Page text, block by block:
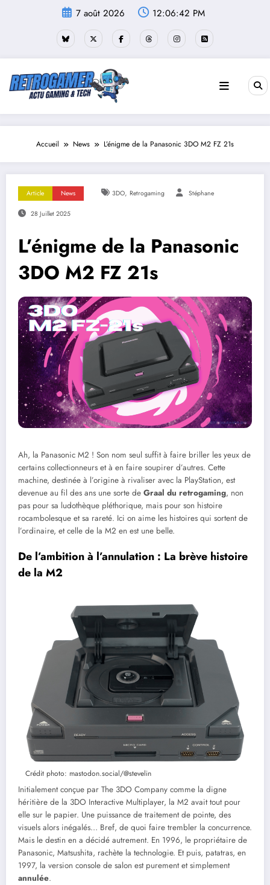
7 août 2026 12:06:43 PM
Accueil News L’énigme de la Panasonic 3DO M2 FZ 21s
Article News 3DO, Retrogaming Stéphane
28 Juillet 2025
L’énigme de la Panasonic
3DO M2 FZ 21s
Ah, la Panasonic M2 ! Son nom seul suffit à faire briller les yeux de
certains collectionneurs et à en faire soupirer d’autres. Cette
machine, destinée à l’origine à rivaliser avec la PlayStation, est
devenue au fil des ans une sorte de Graal du retrogaming, non
pas pour sa ludothèque pléthorique, mais pour son histoire
rocambolesque et sa rareté. Ici on aime les histoires qui sortent de
l’ordinaire, et celle de la M2 en est une belle.
De l’ambition à l’annulation : La brève histoire
de la M2
Crédit photo: mastodon.social/@stevelin
Initialement conçue par The 3DO Company comme la digne
héritière de la 3DO Interactive Multiplayer, la M2 avait tout pour
elle sur le papier. Une puissance de traitement de pointe, des
visuels alors inégalés… Bref, de quoi faire trembler la concurrence.
Mais le destin en a décidé autrement. En 1996, le propriétaire de
Panasonic, Matsushita, rachète la technologie. Et puis, patatras, en
1997, la version console de salon est purement et simplement
annulée.